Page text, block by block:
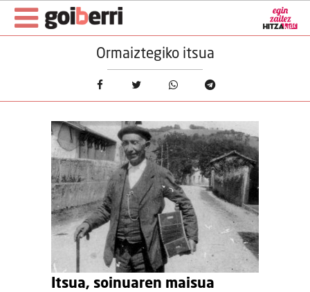
Ormaiztegiko itsua
Itsua, soinuaren maisua